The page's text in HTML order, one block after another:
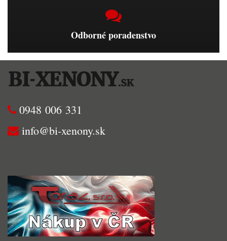
Odborné poradenstvo
0948 006 331
info@bi-xenony.sk